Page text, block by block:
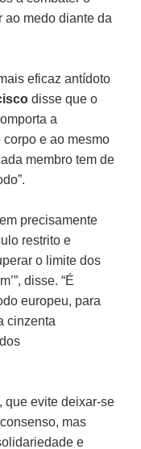
ao medo diante da
eficaz antídoto
disse que o
a
e ao mesmo
membro tem de
precisamente
restrito e
o limite dos
disse. “É
europeu, para
cinzenta
que evite deixar-se
mas
e